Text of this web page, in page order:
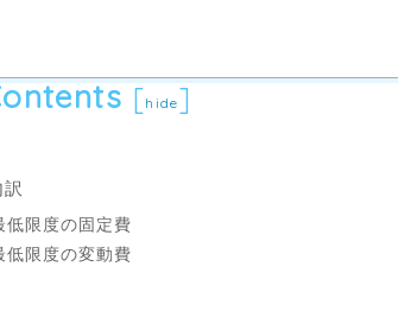
[hide]
低限度の固定費
低限度の変動費